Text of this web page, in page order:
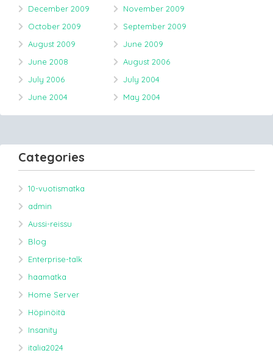
December 2009
November 2009
October 2009
September 2009
August 2009
June 2009
June 2008
August 2006
July 2006
July 2004
June 2004
May 2004
Categories
10-vuotismatka
admin
Aussi-reissu
Blog
Enterprise-talk
haamatka
Home Server
Höpinöitä
Insanity
italia2024